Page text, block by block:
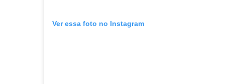
Ver essa foto no Instagram